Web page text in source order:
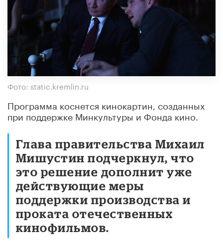
Фото: static.kremlin.ru
Программа коснется кинокартин, созданных
при поддержке Минкультуры и Фонда кино.
Глава правительства Михаил
Мишустин подчеркнул, что
это решение дополнит уже
действующие меры
поддержки производства и
проката отечественных
кинофильмов.